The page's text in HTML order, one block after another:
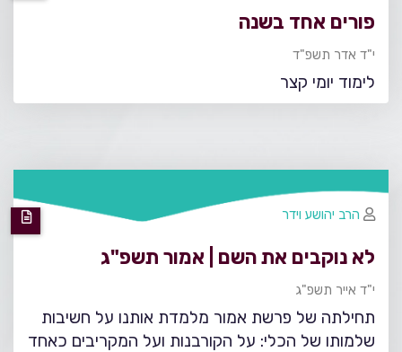
פורים אחד בשנה
י"ד אדר תשפ"ד
לימוד יומי קצר
לא נוקבים את השם | אמור תשפ"ג
י"ד אייר תשפ"ג
תחילתה של פרשת אמור מלמדת אותנו על חשיבות
שלמותו של הכלי: על הקורבנות ועל המקריבים כאחד
הרב יהושע וידר